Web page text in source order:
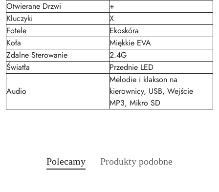
Otwierane Drzwi
+
Kluczyki
X
Fotele
Ekoskóra
Koła
Miękkie EVA
Zdalne Sterowanie
2.4G
Światła
Przednie LED
Audio
Melodie i klakson na
kierownicy, USB, Wejście
MP3, Mikro SD
Pomiń karuzelę produktów
Produkty
Polecamy
Produkty
Produkty podobne